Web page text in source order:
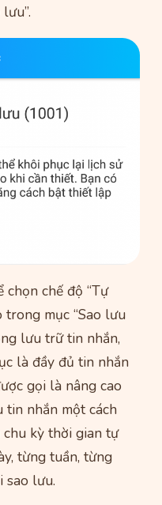
chọn chế độ “Tự
mục “Sao lưu
lưu trữ tin nhắn,
là đầy đủ tin nhắn
gọi là nâng cao
tin nhắn một cách
kỳ thời gian tự
từng tuần, từng
sao lưu.